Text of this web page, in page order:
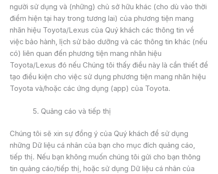
người sử dụng và (những) chủ sở hữu khác (cho dù vào thời
điểm hiện tại hay trong tương lai) của phương tiện mang
nhãn hiệu Toyota/Lexus của Quý khách các thông tin về
việc bảo hành, lịch sử bảo dưỡng và các thông tin khác (nếu
có) liên quan đến phương tiện mang nhãn hiệu
Toyota/Lexus đó nếu Chúng tôi thấy điều này là cần thiết để
tạo điều kiện cho việc sử dụng phương tiện mang nhãn hiệu
Toyota và/hoặc các ứng dụng (app) của Toyota.
Quảng cáo và tiếp thị
Chúng tôi sẽ xin sự đồng ý của Quý khách để sử dụng
những Dữ liệu cá nhân của bạn cho mục đích quảng cáo,
tiếp thị. Nếu bạn không muốn chúng tôi gửi cho bạn thông
tin quảng cáo/tiếp thị, hoặc sử dụng Dữ liệu cá nhân của